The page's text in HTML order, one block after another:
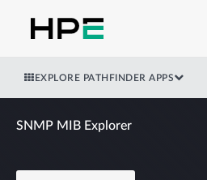
EXPLORE PATHFINDER APPS
SNMP MIB Explorer